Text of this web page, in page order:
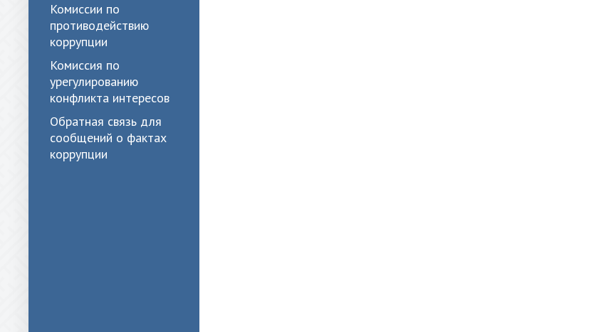
Комиссии по
противодействию
коррупции
Комиссия по
урегулированию
конфликта интересов
Обратная связь для
сообщений о фактах
коррупции